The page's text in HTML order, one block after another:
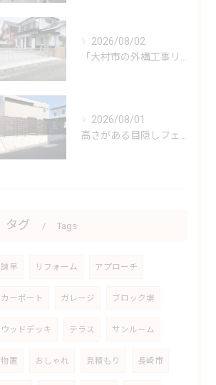
2026/08/02
2026/08/01
タグ Tags
諫早 リフォーム アプローチ
カーポート ガレージ ブロック塀
ウッドデッキ テラス サンルーム
物置 おしゃれ 見積もり 長崎市